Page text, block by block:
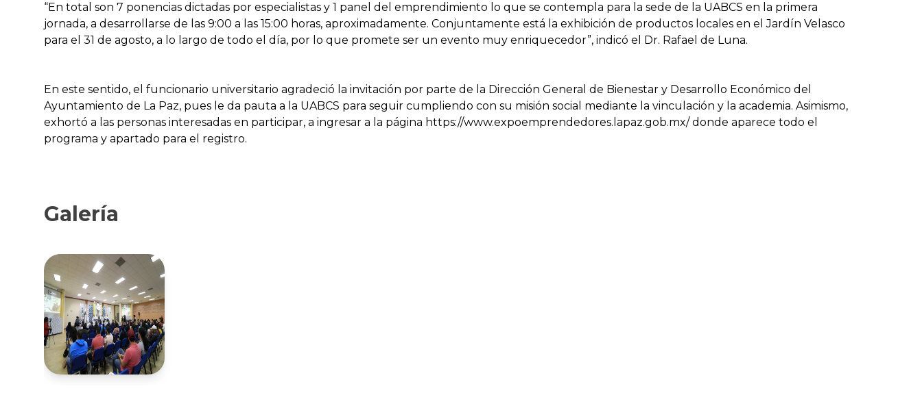
“En total son 7 ponencias dictadas por especialistas y 1 panel del emprendimiento lo que se contempla para la sede de la UABCS en la primera
jornada, a desarrollarse de las 9:00 a las 15:00 horas, aproximadamente. Conjuntamente está la exhibición de productos locales en el Jardín Velasco
para el 31 de agosto, a lo largo de todo el día, por lo que promete ser un evento muy enriquecedor”, indicó el Dr. Rafael de Luna.
En este sentido, el funcionario universitario agradeció la invitación por parte de la Dirección General de Bienestar y Desarrollo Económico del
Ayuntamiento de La Paz, pues le da pauta a la UABCS para seguir cumpliendo con su misión social mediante la vinculación y la academia. Asimismo,
exhortó a las personas interesadas en participar, a ingresar a la página https://www.expoemprendedores.lapaz.gob.mx/ donde aparece todo el
programa y apartado para el registro.
Galería